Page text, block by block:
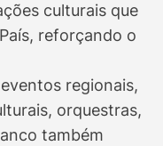
culturais que
reforçando o
regionais,
orquestras,
também